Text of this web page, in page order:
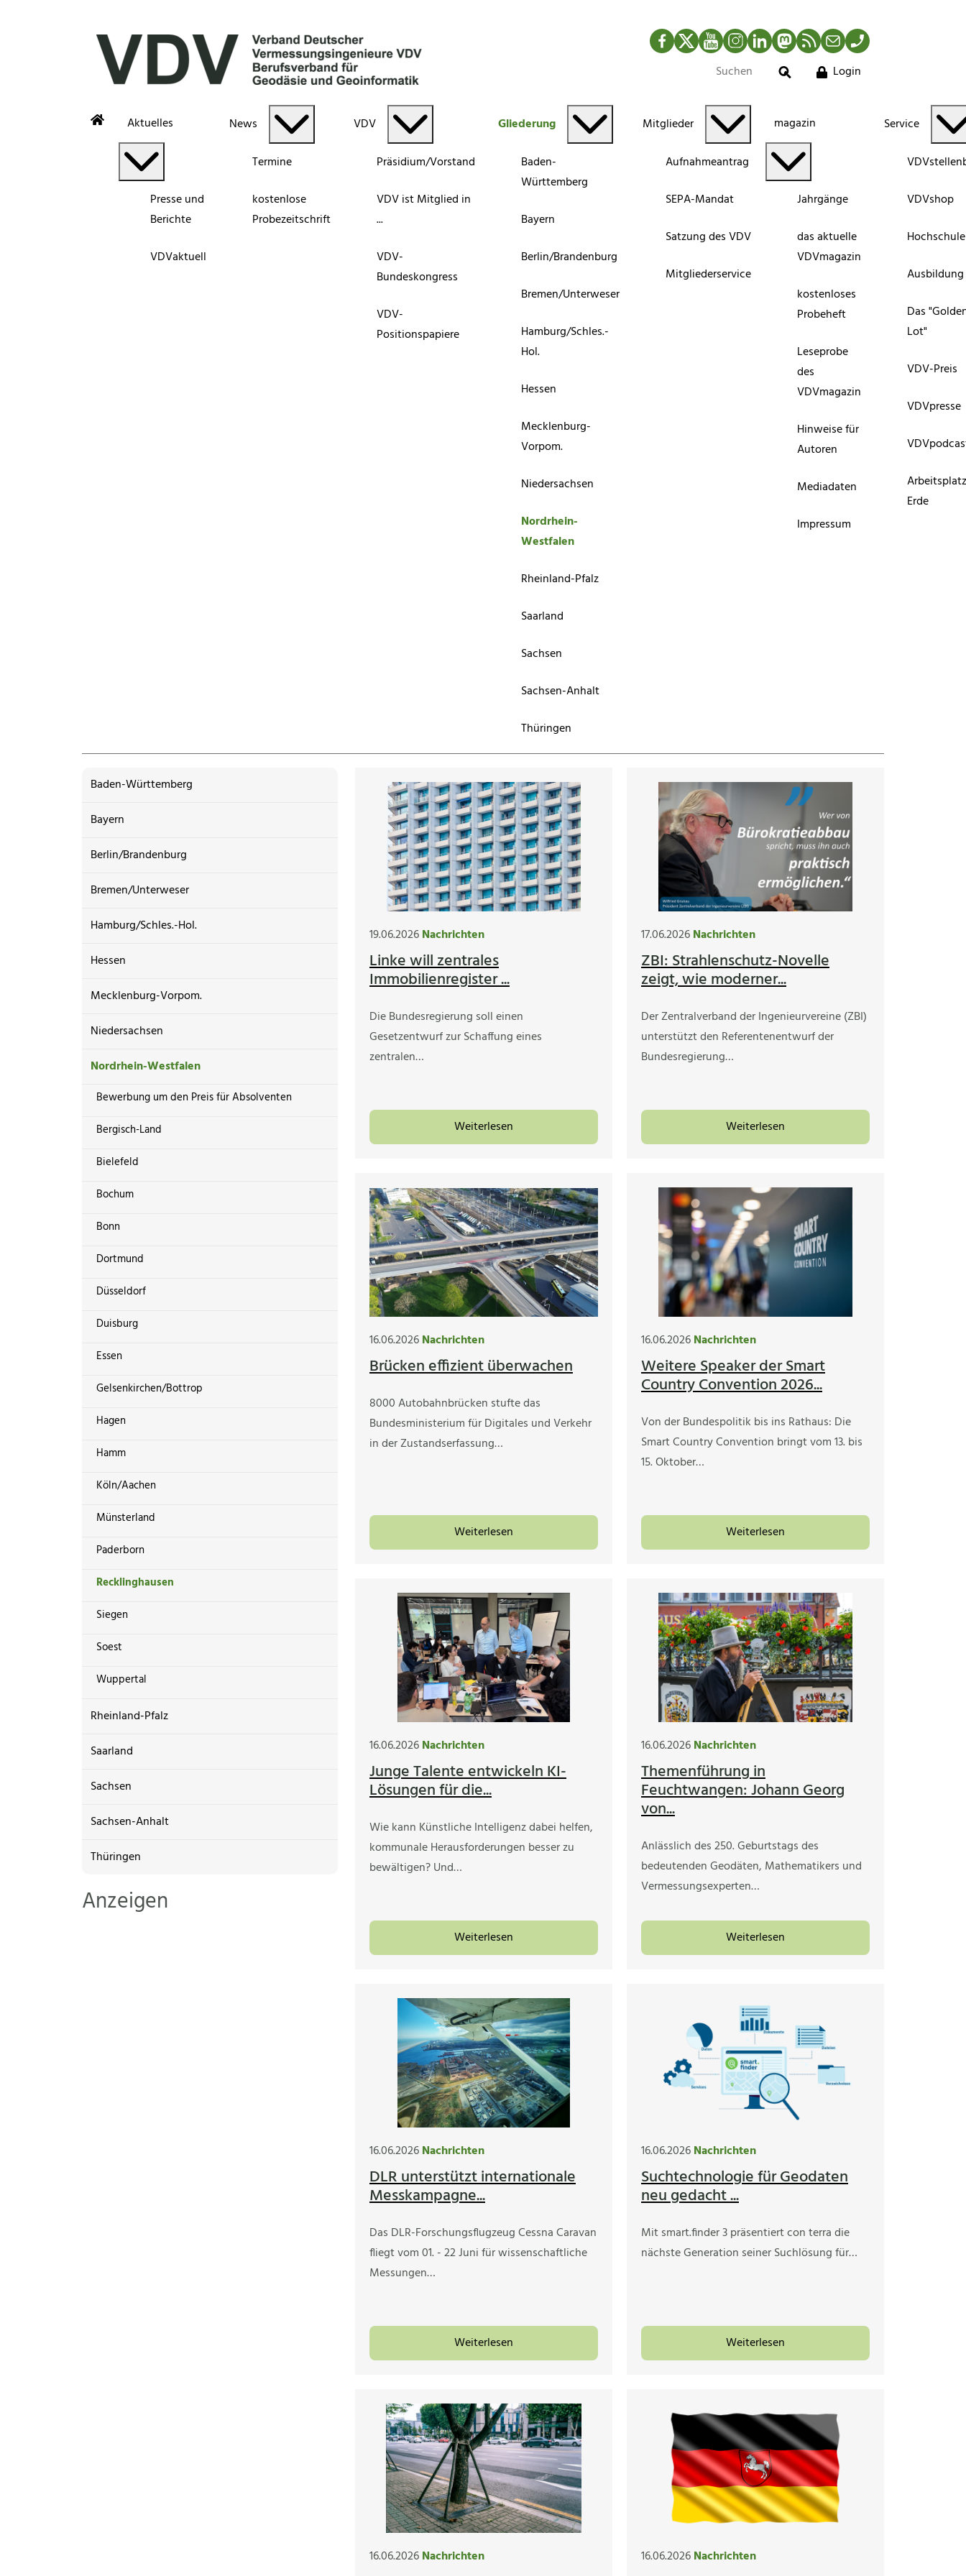
Facebook
TwitterYouTubeInstagram
LinkedInMastodonRSS-Newsfeed
MailTelefon
Suche
Login
Aktuelles
Presse und
Berichte
VDVaktuell
News
Termine
kostenlose
Probezeitschrift
VDV
Präsidium/Vorstand
VDV ist Mitglied in
...
VDV-
Bundeskongress
VDV-
Positionspapiere
Gliederung
Baden-
Württemberg
Bayern
Berlin/Brandenburg
Bremen/Unterweser
Hamburg/Schles.-
Hol.
Hessen
Mecklenburg-
Vorpom.
Niedersachsen
Nordrhein-
Westfalen
Rheinland-Pfalz
Saarland
Sachsen
Sachsen-Anhalt
Thüringen
Mitglieder
Aufnahmeantrag
SEPA-Mandat
Satzung des VDV
Mitgliederservice
magazin
Jahrgänge
das aktuelle
VDVmagazin
kostenloses
Probeheft
Leseprobe
des
VDVmagazin
Hinweise für
Autoren
Mediadaten
Impressum
Service
VDVshop
Ausbildung
Das
Lot"
VDV-Preis
VDVpresse
Erde
Baden-Württemberg
Bayern
Berlin/Brandenburg
Bremen/Unterweser
Hamburg/Schles.-Hol.
Hessen
Mecklenburg-Vorpom.
Niedersachsen
Nordrhein-Westfalen
Bewerbung um den Preis für Absolventen
Bergisch-Land
Bielefeld
Bochum
Bonn
Dortmund
Düsseldorf
Duisburg
Essen
Gelsenkirchen/Bottrop
Hagen
Hamm
Köln/Aachen
Münsterland
Paderborn
Recklinghausen
Siegen
Soest
Wuppertal
Rheinland-Pfalz
Saarland
Sachsen
Sachsen-Anhalt
Thüringen
Anzeigen
19.06.2026Nachrichten
Linke will zentrales
Immobilienregister ...
Die Bundesregierung soll einen
Gesetzentwurf zur Schaffung eines
zentralen…
Weiterlesen
17.06.2026Nachrichten
ZBI: Strahlenschutz-Novelle
zeigt, wie moderner...
Der Zentralverband der Ingenieurvereine (ZBI)
unterstützt den Referentenentwurf der
Bundesregierung…
Weiterlesen
16.06.2026Nachrichten
Brücken effizient überwachen
8000 Autobahnbrücken stufte das
Bundesministerium für Digitales und Verkehr
in der Zustandserfassung…
Weiterlesen
16.06.2026Nachrichten
Weitere Speaker der Smart
Country Convention 2026...
Von der Bundespolitik bis ins Rathaus: Die
Smart Country Convention bringt vom 13. bis
15. Oktober…
Weiterlesen
16.06.2026Nachrichten
Junge Talente entwickeln KI-
Lösungen für die...
Wie kann Künstliche Intelligenz dabei helfen,
kommunale Herausforderungen besser zu
bewältigen? Und…
Weiterlesen
16.06.2026Nachrichten
Themenführung in
Feuchtwangen: Johann Georg
von...
Anlässlich des 250. Geburtstags des
bedeutenden Geodäten, Mathematikers und
Vermessungsexperten…
Weiterlesen
16.06.2026Nachrichten
DLR unterstützt internationale
Messkampagne...
Das DLR-Forschungsflugzeug Cessna Caravan
fliegt vom 01. - 22 Juni für wissenschaftliche
Messungen…
Weiterlesen
16.06.2026Nachrichten
Suchtechnologie für Geodaten
neu gedacht ...
Mit smart.finder 3 präsentiert con terra die
nächste Generation seiner Suchlösung für…
Weiterlesen
16.06.2026Nachrichten 16.06.2026Nachrichten